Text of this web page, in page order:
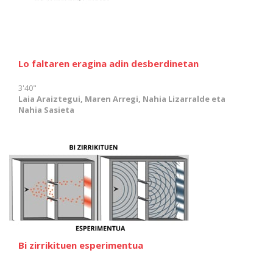
Lo faltaren eragina adin desberdinetan
3'40"
Laia Araiztegui, Maren Arregi, Nahia Lizarralde eta
Nahia Sasieta
Bi zirrikituen esperimentua